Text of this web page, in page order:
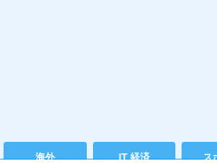
海外 IT 経済 ス